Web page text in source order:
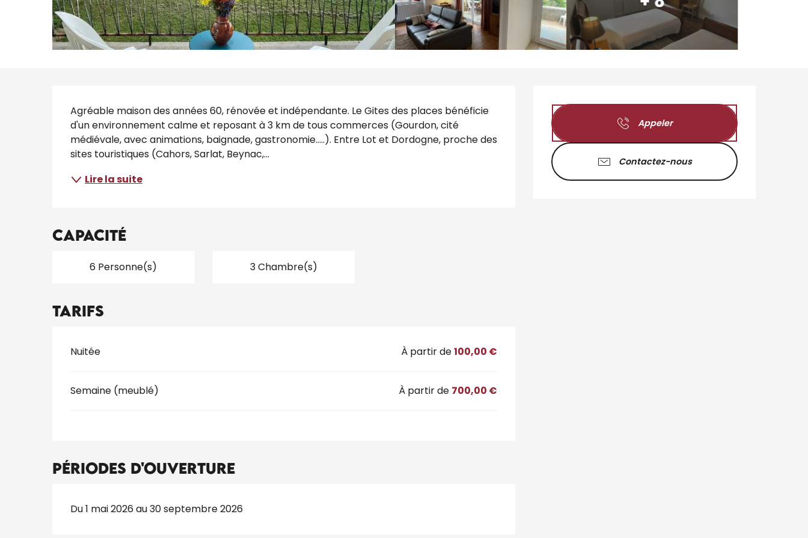
Ouverture et
Appeler
Contactez-nous
Description
Agréable maison des années 60, rénovée et indépendante. Le Gites des places bénéficie
d'un environnement calme et reposant à 3 km de tous commerces (Gourdon, cité
médiévale, avec animations, baignade, gastronomie.....). Entre Lot et Dordogne, proche des
sites touristiques (Cahors, Sarlat, Beynac,...
Lire la suite
Capacité
6 Personne(s) 3 Chambre(s)
Tarifs
Tarifs 2026
Nuitée À partir de100,00 €
Semaine (meublé) À partir de 700,00 €
Périodes d'ouverture
Du 1 mai 2026 au 30 septembre 2026